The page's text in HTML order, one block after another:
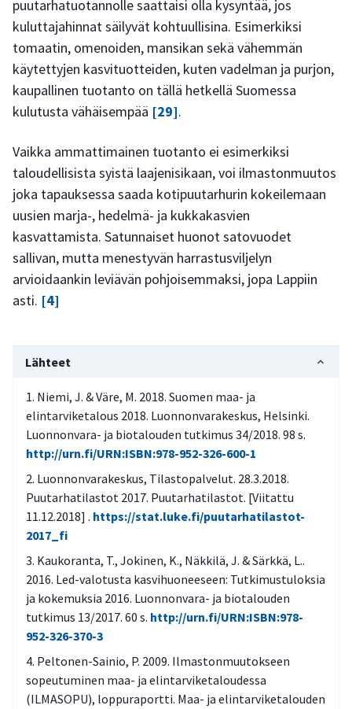
puutarhatuotannolle saattaisi olla kysyntää, jos
kuluttajahinnat säilyvät kohtuullisina. Esimerkiksi
tomaatin, omenoiden, mansikan sekä vähemmän
käytettyjen kasvituotteiden, kuten vadelman ja purjon,
kaupallinen tuotanto on tällä hetkellä Suomessa
kulutusta vähäisempää [29].
Vaikka ammattimainen tuotanto ei esimerkiksi
taloudellisista syistä laajenisikaan, voi ilmastonmuutos
joka tapauksessa saada kotipuutarhurin kokeilemaan
uusien marja-, hedelmä- ja kukkakasvien
kasvattamista. Satunnaiset huonot satovuodet
sallivan, mutta menestyvän harrastusviljelyn
arvioidaankin leviävän pohjoisemmaksi, jopa Lappiin
asti. [4]
Lähteet
Niemi, J. & Väre, M. 2018. Suomen maa- ja
elintarviketalous 2018. Luonnonvarakeskus, Helsinki.
Luonnonvara- ja biotalouden tutkimus 34/2018. 98 s.
http://urn.fi/URN:ISBN:978-952-326-600-1
Luonnonvarakeskus, Tilastopalvelut. 28.3.2018.
Puutarhatilastot 2017. Puutarhatilastot. [Viitattu
11.12.2018] . https://stat.luke.fi/puutarhatilastot-
2017_fi
Kaukoranta, T., Jokinen, K., Näkkilä, J. & Särkkä, L..
2016. Led-valotusta kasvihuoneeseen: Tutkimustuloksia
ja kokemuksia 2016. Luonnonvara- ja biotalouden
tutkimus 13/2017. 60 s. http://urn.fi/URN:ISBN:978-
952-326-370-3
Peltonen-Sainio, P. 2009. Ilmastonmuutokseen
sopeutuminen maa- ja elintarviketaloudessa
(ILMASOPU), loppuraportti. Maa- ja elintarviketalouden